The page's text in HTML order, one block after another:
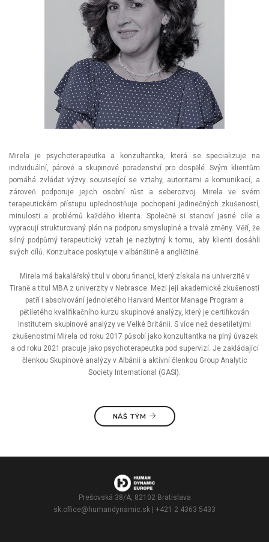
Mirela je psychoterapeutka a konzultantka, která se specializuje na
individuální, párové a skupinové poradenství pro dospělé. Svým klientům
pomáhá zvládat výzvy související se vztahy, autoritami a komunikací, a
zároveň podporuje jejich osobní růst a seberozvoj. Mirela ve svém
terapeutickém přístupu upřednostňuje pochopení jedinečných zkušeností,
minulosti a problémů každého klienta. Společně si stanoví jasné cíle a
vypracují strukturovaný plán na podporu smysluplné a trvalé změny. Věří, že
silný podpůrný terapeutický vztah je nezbytný k tomu, aby klienti dosáhli
svých cílů. Konzultace poskytuje v albánštině a angličtině.
Mirela má bakalářský titul v oboru financí, který získala na univerzitě v
Tiraně a titul MBA z univerzity v Nebrasce. Mezi její akademické zkušenosti
patří i absolvování jednoletého Harvard Mentor Manage Program a
pětiletého kvalifikačního kurzu skupinové analýzy, který je certifikován
Institutem skupinové analýzy ve Velké Británii. S více než desetiletými
zkušenostmi Mirela od roku 2017 působí jako konzultantka na plný úvazek
a od roku 2021 pracuje jako psychoterapeutka pod supervizí. Je zakládající
členkou Skupinové analýzy v Albánii a aktivní členkou Group Analytic
Society International (GASI).
NÁŠ TÝM
Prešovská 38/A, 82102 Bratislava
sk.office@humandynamic.sk | +421 2 4363 5433